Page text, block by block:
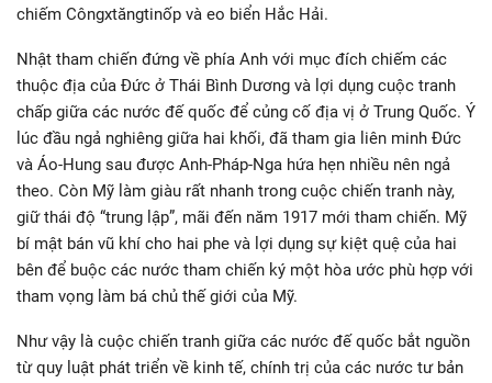
chiếm Côngxtăngtinốp và eo biển Hắc Hải.
Nhật tham chiến đứng về phía Anh với mục đích chiếm các
thuộc địa của Đức ở Thái Bình Dương và lợi dụng cuộc tranh
chấp giữa các nước đế quốc để củng cố địa vị ở Trung Quốc. Ý
lúc đầu ngả nghiêng giữa hai khối, đã tham gia liên minh Đức
và Áo-Hung sau được Anh-Pháp-Nga hứa hẹn nhiều nên ngả
theo. Còn Mỹ làm giàu rất nhanh trong cuộc chiến tranh này,
giữ thái độ “trung lập”, mãi đến năm 1917 mới tham chiến. Mỹ
bí mật bán vũ khí cho hai phe và lợi dụng sự kiệt quệ của hai
bên để buộc các nước tham chiến ký một hòa ước phù hợp với
tham vọng làm bá chủ thế giới của Mỹ.
Như vậy là cuộc chiến tranh giữa các nước đế quốc bắt nguồn
từ quy luật phát triển về kinh tế, chính trị của các nước tư bản